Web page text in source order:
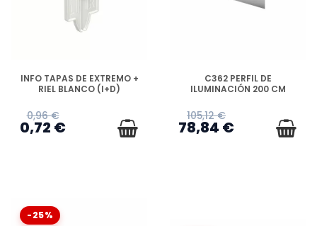
DISPONIBLE
INFO TAPAS DE EXTREMO +
RIEL BLANCO (I+D)
0,96 €
0,72 €
DISPONIBLE
C362 PERFIL DE
ILUMINACIÓN 200 CM
105,12 €
78,84 €
-25%